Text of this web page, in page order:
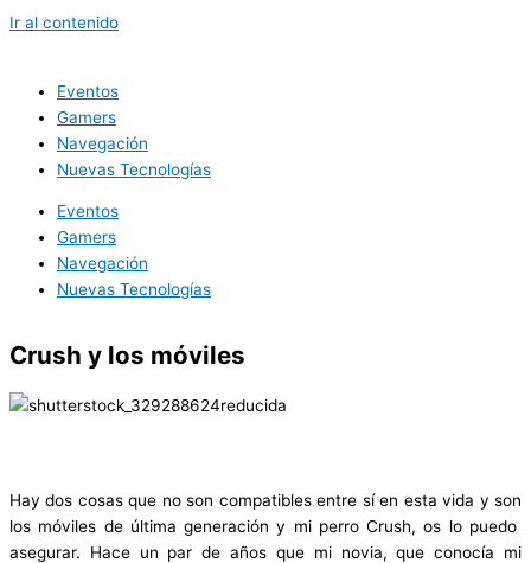
Ir al contenido
Eventos
Gamers
Navegación
Nuevas Tecnologías
Eventos
Gamers
Navegación
Nuevas Tecnologías
Crush y los móviles
Hay dos cosas que no son compatibles entre sí en esta vida y son
los móviles de última generación y mi perro Crush, os lo puedo
asegurar. Hace un par de años que mi novia, que conocía mi